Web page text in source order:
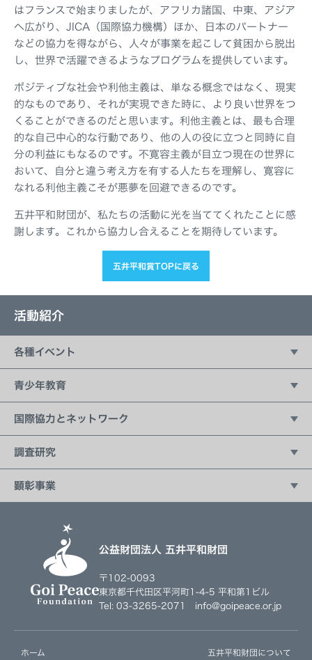
はフランスで始まりましたが、アフリカ諸国、中東、アジア
へ広がり、JICA（国際協力機構）ほか、日本のパートナー
などの協力を得ながら、人々が事業を起こして貧困から脱出
し、世界で活躍できるようなプログラムを提供しています。
ポジティブな社会や利他主義は、単なる概念ではなく、現実
的なものであり、それが実現できた時に、より良い世界をつ
くることができるのだと思います。利他主義とは、最も合理
的な自己中心的な行動であり、他の人の役に立つと同時に自
分の利益にもなるのです。不寛容主義が目立つ現在の世界に
おいて、自分と違う考え方を有する人たちを理解し、寛容に
なれる利他主義こそが悪夢を回避できるのです。
五井平和財団が、私たちの活動に光を当ててくれたことに感
謝します。これから協力し合えることを期待しています。
五井平和賞TOPに戻る
活動紹介
各種イベント
五井平和財団フォーラム
講演会シリーズ：21世紀の価値観
青少年教育
持続可能な開発のための教育（ESD）
国際ユース作文コンテスト
駐日大使館との連携教育プログラム
社会起業家育成プログラム
国際協力とネットワーク
国連との協力
富士宣言イニシアティブ
調査研究
平和科学調査研究会
顕彰事業
公益財団法人 五井平和財団
〒102-0093
東京都千代田区平河町1-4-5 平和第1ビル
Tel: 03-3265-2071 info@goipeace.or.jp
ホーム 五井平和財団について